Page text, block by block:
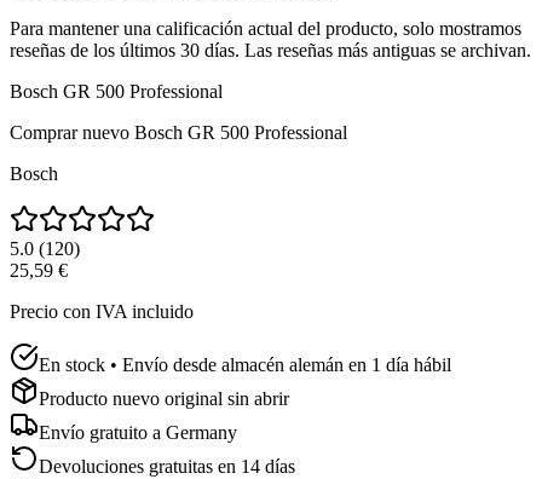
Para mantener una calificación actual del producto, solo mostramos
reseñas de los últimos 30 días. Las reseñas más antiguas se archivan.
Bosch GR 500 Professional
Comprar nuevo Bosch GR 500 Professional
Bosch
5.0 (120)
25,59 €
Precio con IVA incluido
En stock • Envío desde almacén alemán en 1 día hábil
Producto nuevo original sin abrir
Envío gratuito a Germany
Devoluciones gratuitas en 14 días